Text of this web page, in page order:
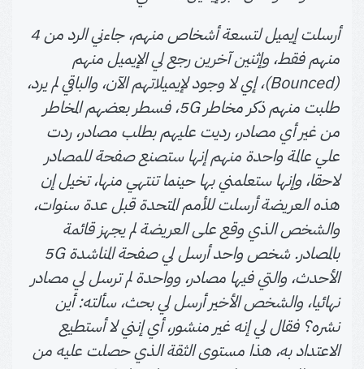
أرسلت إيميل لتسعة أشخاص منهم، جاءني الرد من 4
منهم فقط، وإثنين آخرين رجع لي الإيميل منهم
(Bounced)، إي لا وجود لإيميلاتهم الآن، والباقي لم يرد،
طلبت منهم ذكر مخاطر 5G، فسطر بعضهم المخاطر
من غير أي مصادر، رديت عليهم بطلب مصادر، ردت
علي عالمة واحدة منهم إنها ستصنع صفحة للمصادر
لاحقا، وإنها ستعلمني بها حينما تنتهي منها، تخيل إن
هذه العريضة أرسلت للأمم المتحدة قبل عدة سنوات،
والشخص الذي وقع على العريضة لم يجهز قائمة
بالمصادر. شخص واحد أرسل لي صفحة المناشدة 5G
الأحدث، والتي فيها مصادر، وواحدة لم ترسل لي مصادر
نهائيا، والشخص الأخير أرسل لي بحث، سألته: أين
نشره؟ فقال لي إنه غير منشور، أي إنني لا أستطيع
الاعتداد به، هذا مستوى الثقة الذي حصلت عليه من